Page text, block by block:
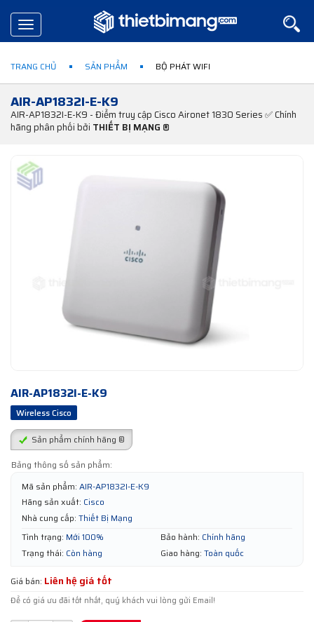
Toggle
navigation
TRANG CHỦ SẢN PHẨM BỘ PHÁT WIFI
AIR-AP1832I-E-K9
AIR-AP1832I-E-K9 - Điểm truy cập Cisco Aironet 1830 Series ✅ Chính
hãng phân phối bởi THIẾT BỊ MẠNG ®
AIR-AP1832I-E-K9
Wireless Cisco
Sản phẩm chính hãng ®
Bảng thông số sản phẩm:
Mã sản phẩm: AIR-AP1832I-E-K9
Hãng sản xuất: Cisco
Nhà cung cấp: Thiết Bị Mạng
Tình trạng: Mới 100% Bảo hành: Chính hãng
Trạng thái: Còn hàng Giao hàng: Toàn quốc
Giá bán: Liên hệ giá tốt
Để có giá ưu đãi tốt nhất, quý khách vui lòng gửi Email!